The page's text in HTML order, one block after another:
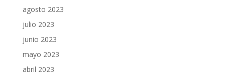
agosto 2023
julio 2023
junio 2023
mayo 2023
abril 2023